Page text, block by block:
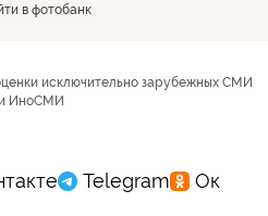
в фотобанк
исключительно зарубежных СМИ
ИноСМИ